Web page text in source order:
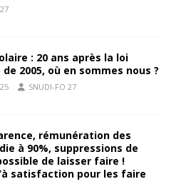
: 20 ans après la loi
2005, où en sommes nous ?
SNUDI-FO 27
rémunération des
à 90%, suppressions de
de laisser faire !
satisfaction pour les faire